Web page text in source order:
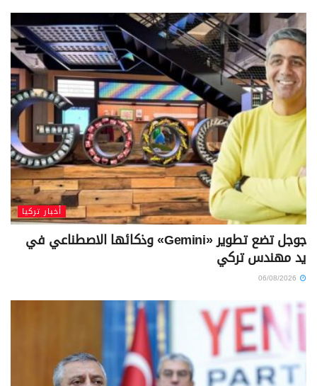
أخبار تركيا
جوجل تضع تطوير «Gemini» وذكائها الاصطناعي في
يد مهندس تركي